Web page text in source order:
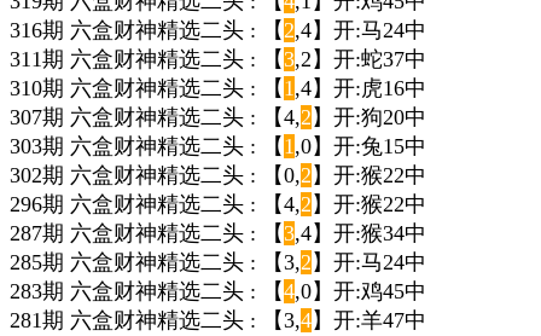
316期 六盒财神精选二头 : 【2,4】开:马24中
311期 六盒财神精选二头 : 【3,2】开:蛇37中
310期 六盒财神精选二头 : 【 1,4】开:虎16中
307期 六盒财神精选二头 : 【4,2 】开:狗20中
303期 六盒财神精选二头 : 【 1,0】开:兔15中
302期 六盒财神精选二头 : 【0,2 】开:猴22中
296期 六盒财神精选二头 : 【4,2 】开:猴22中
287期 六盒财神精选二头 : 【3,4】开:猴34中
285期 六盒财神精选二头 : 【3,2 】开:马24中
283期 六盒财神精选二头 : 【4,0】开:鸡45中
281期 六盒财神精选二头 : 【3,4】开:羊47中